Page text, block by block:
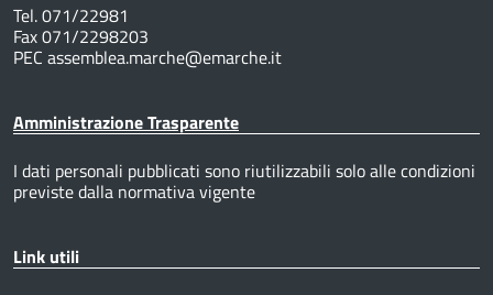
Tel. 071/22981
Fax 071/2298203
PEC assemblea.marche@emarche.it
Amministrazione Trasparente
I dati personali pubblicati sono riutilizzabili solo alle condizioni
previste dalla normativa vigente
Link utili